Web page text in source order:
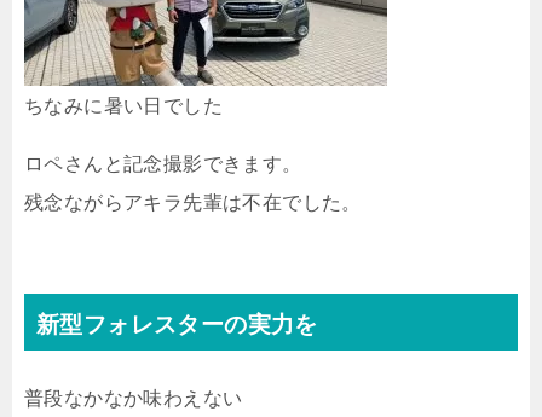
ちなみに暑い日でした
ロペさんと記念撮影できます。
残念ながらアキラ先輩は不在でした。
新型フォレスターの実力を
普段なかなか味わえない